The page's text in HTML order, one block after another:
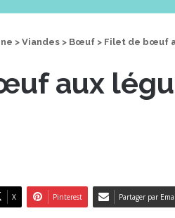
> Viandes > Bœuf > Filet de bœuf
aux
X Pinterest Partager par